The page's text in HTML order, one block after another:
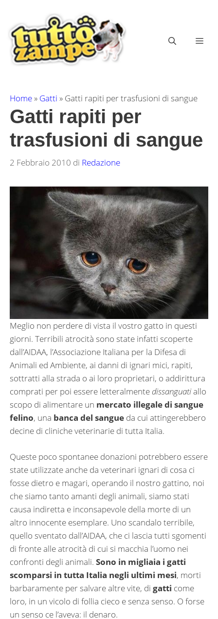
contenuto
Home» Gatti » Gatti rapiti per trasfusioni di sangue
Gatti rapiti per
trasfusioni di sangue
2 Febbraio 2010 di Redazione
Meglio non perdere di vista il vostro gatto in questi
giorni. Terribili atrocità sono state infatti scoperte
dall’AIDAA, l’Associazione Italiana per la Difesa di
Animali ed Ambiente, ai danni di ignari mici, rapiti,
sottratti alla strada o ai loro proprietari, o addirittura
comprati per poi essere letteralmente dissanguatiallo
scopo di alimentare un mercato illegale di sangue
felino, una banca del sangue da cui attingerebbero
decine di cliniche veterinarie di tutta Italia.
Queste poco spontanee donazioni potrebbero essere
state utilizzate anche da veterinari ignari di cosa ci
fosse dietro e magari, operando il nostro gattino, noi
che siamo tanto amanti degli animali, siamo stati
causa indiretta e inconsapevole della morte di un
altro innocente esemplare. Uno scandalo terribile,
quello sventato dall’AIDAA, che ci lascia tutti sgomenti
di fronte alle atrocità di cui si macchia l’uomo nei
confronti degli animali. Sono in migliaia i gatti
scomparsi in tutta Italia negli ultimi mesi, morti
barbaramente per salvare altre vite, di gatti come
loro, in un vicolo di follia cieco e senza senso. O forse
un senso ce l’aveva: il denaro.